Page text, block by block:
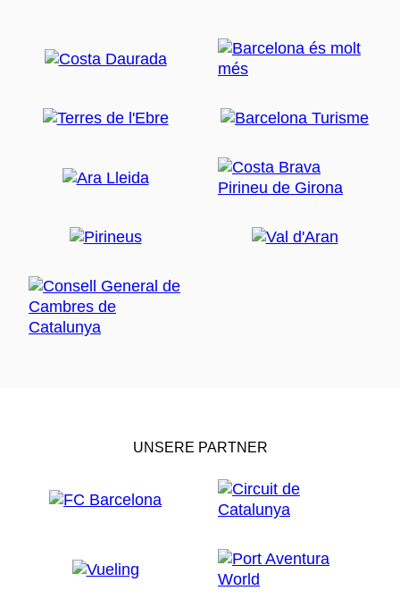
UNSERE PARTNER